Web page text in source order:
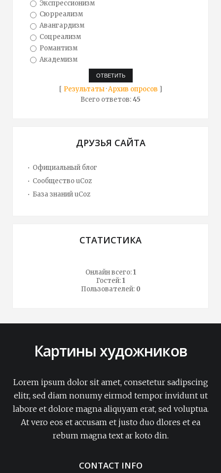
Экспрессионизм
Сюрреализм
Авангардизм
Соцреализм
Романтизм
Академизм
[ Результаты·Архив опросов ]
Всего ответов:45
ДРУЗЬЯ САЙТА
Официальный блог
Сообщество uCoz
База знаний uCoz
СТАТИСТИКА
Онлайн всего:1
Гостей:1
Пользователей: 0
Картины художников
Lorem ipsum dolor sit amet, consetetur sadipscing
elitr, sed diam nonumy eirmod tempor invidunt ut
labore et dolore magna aliquyam erat, sed voluptua.
At vero eos et accusam et justo duo dlores et ea
rebum magna text ar koto din.
CONTACT INFO